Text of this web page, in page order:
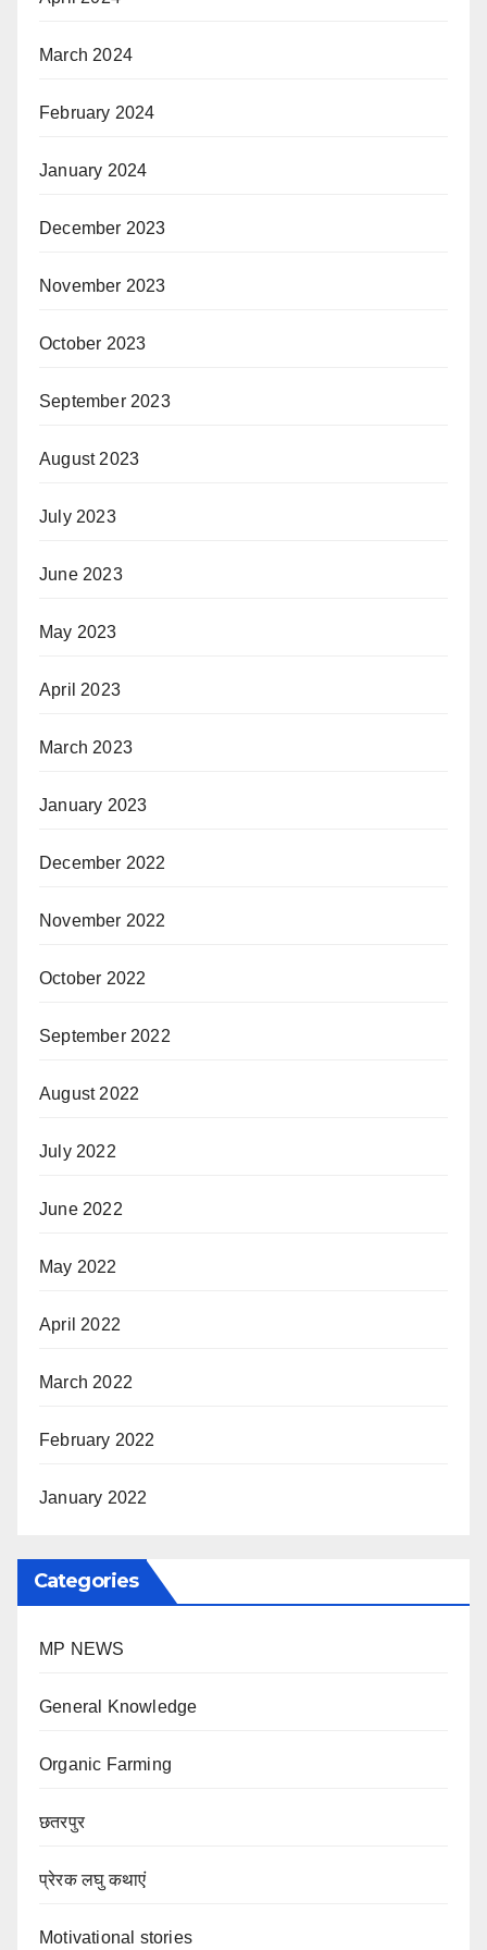
March 2024
February 2024
January 2024
December 2023
November 2023
October 2023
September 2023
August 2023
July 2023
June 2023
May 2023
April 2023
March 2023
January 2023
December 2022
November 2022
October 2022
September 2022
August 2022
July 2022
June 2022
May 2022
April 2022
March 2022
February 2022
January 2022
Categories
MP NEWS
General Knowledge
Organic Farming
छतरपुर
प्रेरक लघु कथाएं
Motivational stories